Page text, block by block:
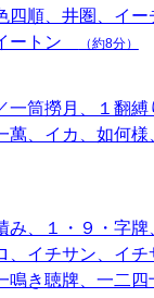
四順、井圏、イー
ートン
（約8分）
一筒撈月、１翻
萬、イカ、如何
み、１・９・字牌
、イチサン、イチ
鳴き聴牌、一二